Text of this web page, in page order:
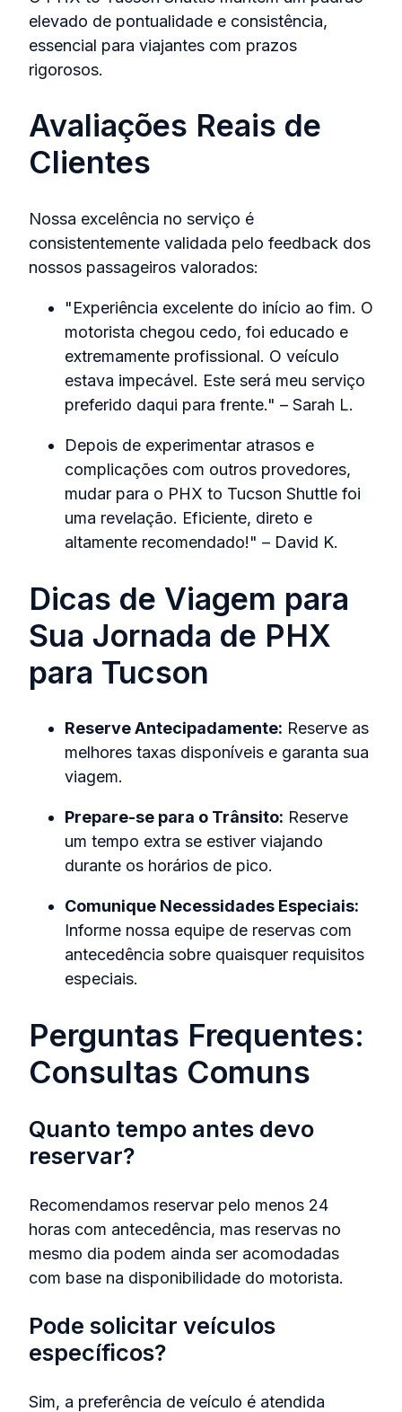
elevado de pontualidade e consistência,
essencial para viajantes com prazos
rigorosos.
Avaliações Reais de
Clientes
Nossa excelência no serviço é
consistentemente validada pelo feedback dos
nossos passageiros valorados:
"Experiência excelente do início ao fim. O
motorista chegou cedo, foi educado e
extremamente profissional. O veículo
estava impecável. Este será meu serviço
preferido daqui para frente." – Sarah L.
Depois de experimentar atrasos e
complicações com outros provedores,
mudar para o PHX to Tucson Shuttle foi
uma revelação. Eficiente, direto e
altamente recomendado!" – David K.
Dicas de Viagem para
Sua Jornada de PHX
para Tucson
Reserve Antecipadamente: Reserve as
melhores taxas disponíveis e garanta sua
viagem.
Prepare-se para o Trânsito: Reserve
um tempo extra se estiver viajando
durante os horários de pico.
Comunique Necessidades Especiais:
Informe nossa equipe de reservas com
antecedência sobre quaisquer requisitos
especiais.
Perguntas Frequentes:
Consultas Comuns
Quanto tempo antes devo
reservar?
Recomendamos reservar pelo menos 24
horas com antecedência, mas reservas no
mesmo dia podem ainda ser acomodadas
com base na disponibilidade do motorista.
Pode solicitar veículos
específicos?
Sim, a preferência de veículo é atendida